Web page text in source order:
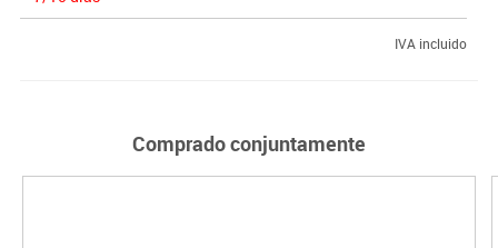
IVA incluido
Comprado conjuntamente